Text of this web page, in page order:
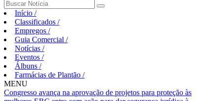
Início /
Classificados /
Empregos /
Guia Comercial /
Notícias /
Eventos /
Álbuns /
Farmácias de Plantão /
MENU
Congresso avança na aprovação de projetos para proteção às